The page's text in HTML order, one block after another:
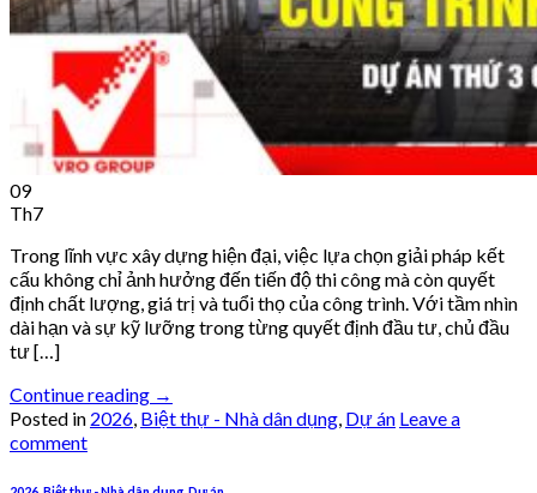
09
Th7
Trong lĩnh vực xây dựng hiện đại, việc lựa chọn giải pháp kết
cấu không chỉ ảnh hưởng đến tiến độ thi công mà còn quyết
định chất lượng, giá trị và tuổi thọ của công trình. Với tầm nhìn
dài hạn và sự kỹ lưỡng trong từng quyết định đầu tư, chủ đầu
tư […]
Continue reading →
Posted in 2026 Biệt thự - Nhà dân dụng Dự án Leave a
comment